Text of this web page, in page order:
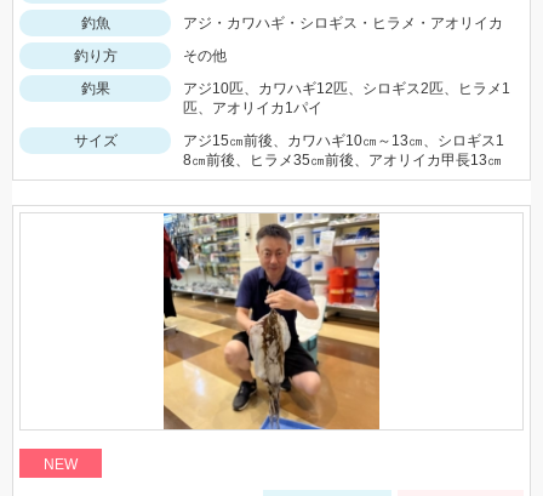
釣魚
アジ・カワハギ・シロギス・ヒラメ・アオリイカ
釣り方
その他
釣果
アジ10匹、カワハギ12匹、シロギス2匹、ヒラメ1
匹、アオリイカ1パイ
サイズ
アジ15㎝前後、カワハギ10㎝～13㎝、シロギス1
8㎝前後、ヒラメ35㎝前後、アオリイカ甲長13㎝
NEW